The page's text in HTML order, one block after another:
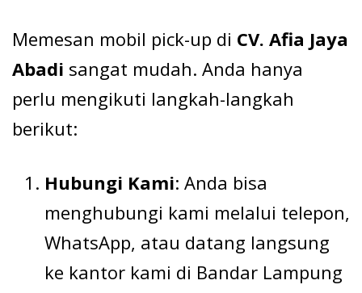
Memesan mobil pick-up di CV. Afia Jaya
Abadi sangat mudah. Anda hanya
perlu mengikuti langkah-langkah
berikut:
Hubungi Kami: Anda bisa
menghubungi kami melalui telepon,
WhatsApp, atau datang langsung
ke kantor kami di Bandar Lampung